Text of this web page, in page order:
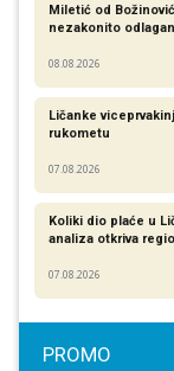
Miletić od
nezakonito
08.08.2026
Ličanke
rukometu
07.08.2026
Koliki dio plaće u
analiza otkriva
07.08.2026
PROMO